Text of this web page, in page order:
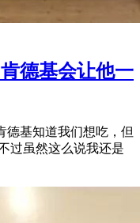
德基会让他一
德基知道我们想吃，但
过虽然这么说我还是